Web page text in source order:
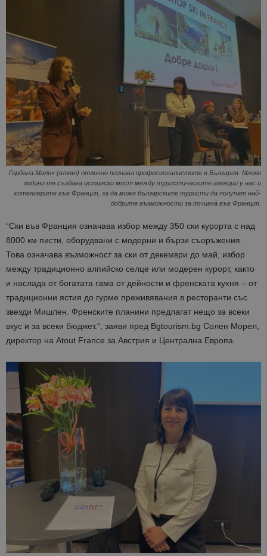
Гордана Малич (вляво) отлично познава професионалистите в България. Много
години тя създава истински мост между туристическите агенции у нас и
хотелиерите във Франция, за да може българските туристи да получат най-
добрите възможности за почивка във Франция.
“Ски във Франция означава избор между 350 ски курорта с над
8000 км писти, оборудвани с модерни и бързи съоръжения.
Това означава възможност за ски от декември до май, избор
между традиционно алпийско селце или модерен курорт, както
и наслада от богатата гама от дейности и френската кухня – от
традиционни ястия до гурме преживявания в ресторанти със
звезди Мишлен. Френските планини предлагат нещо за всеки
вкус и за всеки бюджет.“, заяви пред Bgtourism.bg Солен Морел,
директор на Atout France за Австрия и Централна Европа.